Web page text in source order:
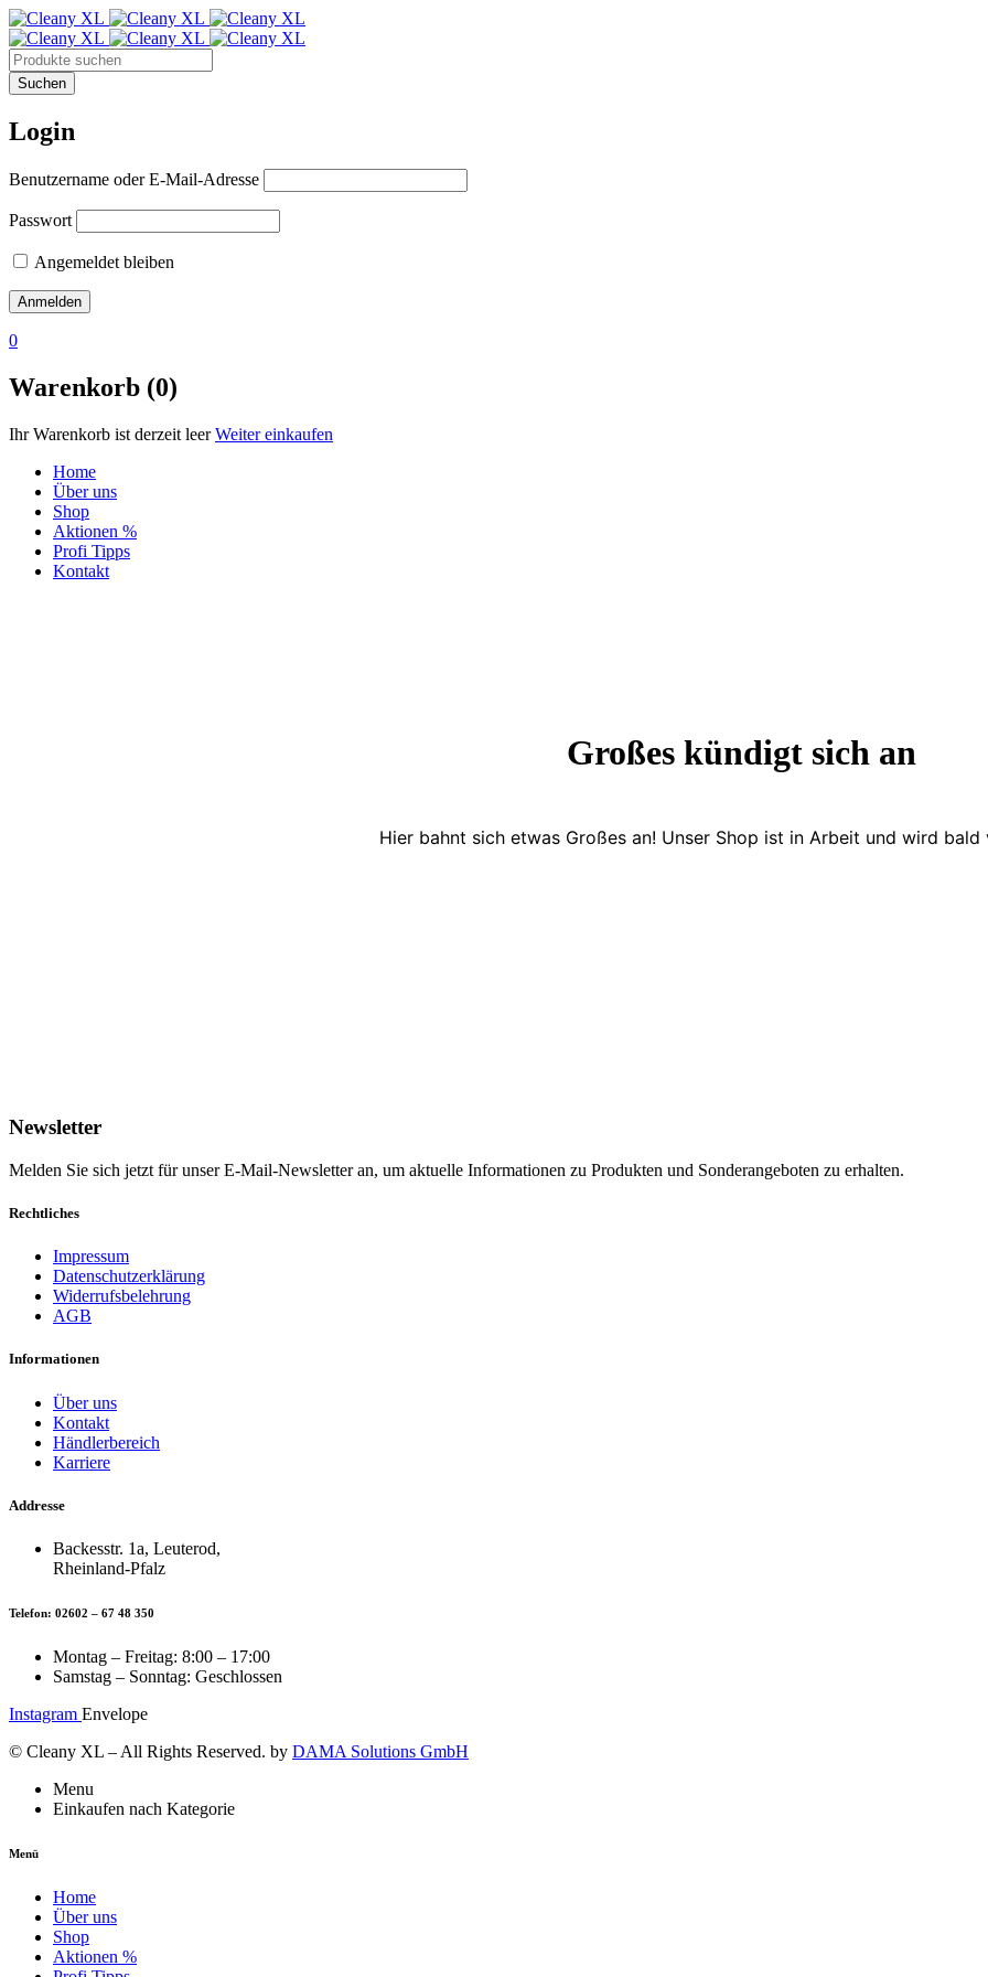
Login
Benutzername oder E-Mail-Adresse
Passwort
Angemeldet bleiben
0
Warenkorb (0)
Ihr Warenkorb ist derzeit leer Weiter einkaufen
Home
Über uns
Shop
Aktionen %
Profi Tipps
Kontakt
Großes kündigt sich an
Hier bahnt sich etwas Großes an! Unser Shop ist in Arbeit und wird
Newsletter
Melden Sie sich jetzt für unser E-Mail-Newsletter an, um aktuelle Informationen zu Produkten und Sonderangeboten zu erhalten.
Rechtliches
Impressum
Datenschutzerklärung
Widerrufsbelehrung
AGB
Informationen
Über uns
Kontakt
Händlerbereich
Karriere
Addresse
Backesstr. 1a, Leuterod,
Rheinland-Pfalz
Telefon: 02602 – 67 48 350
Montag – Freitag: 8:00 – 17:00
Samstag – Sonntag: Geschlossen
Instagram Envelope
© Cleany XL – All Rights Reserved. by DAMA Solutions GmbH
Menu
Einkaufen nach Kategorie
Menü
Home
Über uns
Shop
Aktionen %